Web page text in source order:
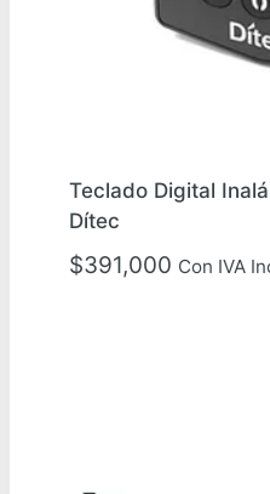
Teclado Digital
Dítec
$391,000 Con IVA